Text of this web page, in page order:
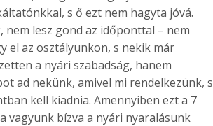
s ő ezt nem hagyta jóvá.
lesz gond az időponttal – nem
el az osztályunkon, s nekik már
a nyári szabadság, hanem
ad nekünk, amivel mi rendelkezünk, s
kell kiadnia. Amennyiben ezt a 7
vagyunk bízva a nyári nyaralásunk